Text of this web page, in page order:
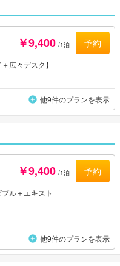
￥9,400 /1泊 予約
広々デスク】
他9件のプランを表示
￥9,400 /1泊 予約
ル＋エキスト
他9件のプランを表示